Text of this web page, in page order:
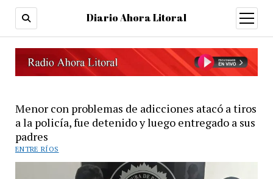
Diario Ahora Litoral
open
menu
Menor con problemas de adicciones atacó a tiros
a la policía, fue detenido y luego entregado a sus
padres
ENTRE RÍOS